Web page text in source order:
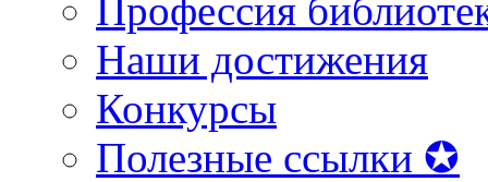
Профессия
Наши достижения
Конкурсы
Полезные ссылки ✪